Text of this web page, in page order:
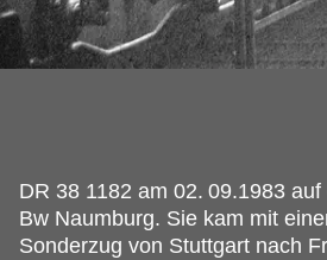
DR 38 1182 am 02. 09.1983
Bw Naumburg. Sie kam mit
Sonderzug von Stuttgart nach